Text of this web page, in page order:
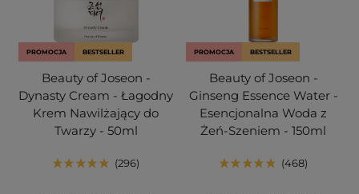
PROMOCJA BESTSELLER
Beauty of Joseon -
Dynasty Cream - Łagodny
Krem Nawilżający do
Twarzy - 50ml
296
PROMOCJA BESTSELLER
Beauty of Joseon -
Ginseng Essence Water -
Esencjonalna Woda z
Żeń-Szeniem - 150ml
468